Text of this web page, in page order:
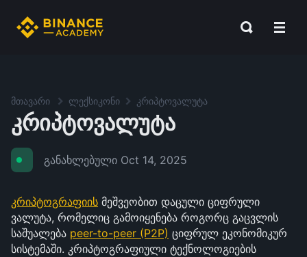
მთავარი ლექსიკონი კრიპტოვალუტა
კრიპტოვალუტა
განახლებული Oct 14, 2025
კრიპტოგრაფიის მეშვეობით დაცული ციფრული
ვალუტა, რომელიც გამოიყენება როგორც გაცვლის
საშუალება peer-to-peer (P2P) ციფრულ ეკონომიკურ
სისტემაში. კრიპტოგრაფიული ტექნოლოგიების